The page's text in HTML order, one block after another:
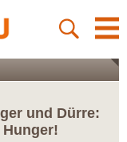
und Dürre: